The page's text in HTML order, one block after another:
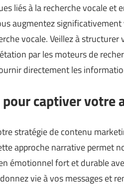
liés à la recherche vocale
augmentez
vocale. Veillez à
par les moteurs de
directement les
captiver votre
stratégie de contenu
approche narrative permet
émotionnel fort et durable
vie à vos messages et